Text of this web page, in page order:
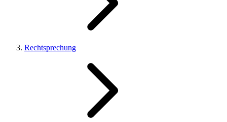
Rechtsprechung